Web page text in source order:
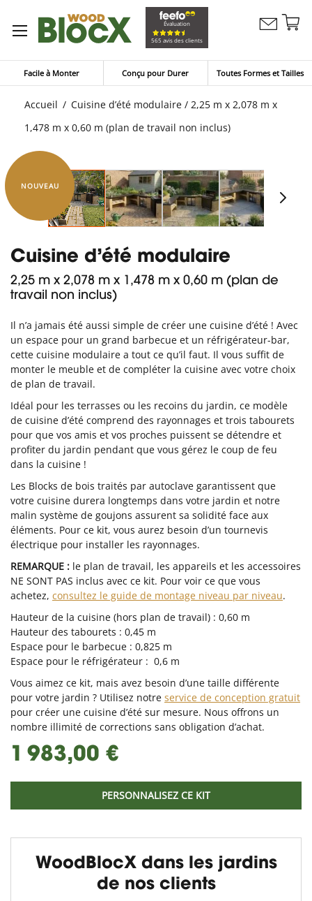
Évaluation
565 avis des clients
Contactez
Facile à Monter Conçu pour Durer Toutes Formes et Tailles
Accueil
Cuisine d’été modulaire / 2,25 m x 2,078 m x
1,478 m x 0,60 m (plan de travail non inclus)
Cuisine d’été modulaire
2,25 m x 2,078 m x 1,478 m x 0,60 m (plan de
travail non inclus)
Il n’a jamais été aussi simple de créer une cuisine d’été ! Avec
un espace pour un grand barbecue et un réfrigérateur-bar,
cette cuisine modulaire a tout ce qu’il faut. Il vous suffit de
monter le meuble et de compléter la cuisine avec votre choix
de plan de travail.
Idéal pour les terrasses ou les recoins du jardin, ce modèle
de cuisine d’été comprend des rayonnages et trois tabourets
pour que vos amis et vos proches puissent se détendre et
profiter du jardin pendant que vous gérez le coup de feu
dans la cuisine !
Les Blocks de bois traités par autoclave garantissent que
votre cuisine durera longtemps dans votre jardin et notre
malin système de goujons assurent sa solidité face aux
éléments. Pour ce kit, vous aurez besoin d’un tournevis
électrique pour installer les rayonnages.
REMARQUE : le plan de travail, les appareils et les accessoires
NE SONT PAS inclus avec ce kit. Pour voir ce que vous
achetez, consultez le guide de montage niveau par niveau.
Hauteur de la cuisine (hors plan de travail) : 0,60 m
Hauteur des tabourets : 0,45 m
Espace pour le barbecue : 0,825 m
Espace pour le réfrigérateur : 0,6 m
Vous aimez ce kit, mais avez besoin d’une taille différente
pour votre jardin ? Utilisez notre service de conception gratuit
pour créer une cuisine d’été sur mesure. Nous offrons un
nombre illimité de corrections sans obligation d’achat.
1 983,00 €
PERSONNALISEZ CE KIT
WoodBlocX dans les jardins
de nos clients
NOUVEAU